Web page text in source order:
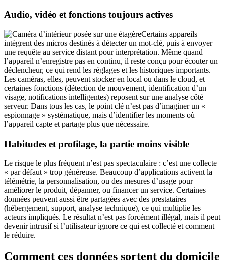
Audio, vidéo et fonctions toujours actives
Certains appareils
intègrent des micros destinés à détecter un mot-clé, puis à envoyer
une requête au service distant pour interprétation. Même quand
l’appareil n’enregistre pas en continu, il reste conçu pour écouter un
déclencheur, ce qui rend les réglages et les historiques importants.
Les caméras, elles, peuvent stocker en local ou dans le cloud, et
certaines fonctions (détection de mouvement, identification d’un
visage, notifications intelligentes) reposent sur une analyse côté
serveur. Dans tous les cas, le point clé n’est pas d’imaginer un «
espionnage » systématique, mais d’identifier les moments où
l’appareil capte et partage plus que nécessaire.
Habitudes et profilage, la partie moins visible
Le risque le plus fréquent n’est pas spectaculaire : c’est une collecte
« par défaut » trop généreuse. Beaucoup d’applications activent la
télémétrie, la personnalisation, ou des mesures d’usage pour
améliorer le produit, dépanner, ou financer un service. Certaines
données peuvent aussi être partagées avec des prestataires
(hébergement, support, analyse technique), ce qui multiplie les
acteurs impliqués. Le résultat n’est pas forcément illégal, mais il peut
devenir intrusif si l’utilisateur ignore ce qui est collecté et comment
le réduire.
Comment ces données sortent du domicile